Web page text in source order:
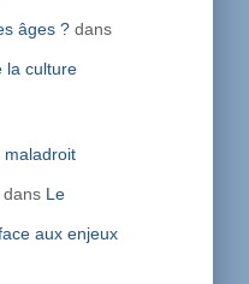
âges ?dans
la culture
maladroit
Le
aux enjeux